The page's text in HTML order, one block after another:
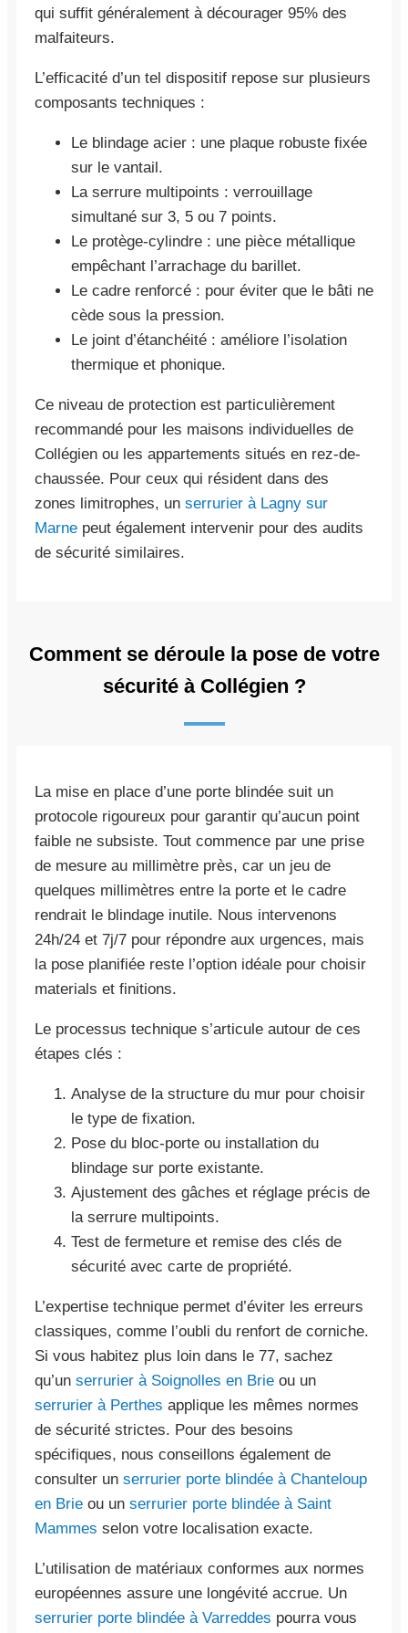
qui suffit généralement à décourager 95% des
malfaiteurs.
L’efficacité d’un tel dispositif repose sur plusieurs
composants techniques :
Le blindage acier : une plaque robuste fixée
sur le vantail.
La serrure multipoints : verrouillage
simultané sur 3, 5 ou 7 points.
Le protège-cylindre : une pièce métallique
empêchant l’arrachage du barillet.
Le cadre renforcé : pour éviter que le bâti ne
cède sous la pression.
Le joint d’étanchéité : améliore l’isolation
thermique et phonique.
Ce niveau de protection est particulièrement
recommandé pour les maisons individuelles de
Collégien ou les appartements situés en rez-de-
chaussée. Pour ceux qui résident dans des
zones limitrophes, un serrurier à Lagny sur
Marne peut également intervenir pour des audits
de sécurité similaires.
Comment se déroule la pose de votre
sécurité à Collégien ?
La mise en place d’une porte blindée suit un
protocole rigoureux pour garantir qu’aucun point
faible ne subsiste. Tout commence par une prise
de mesure au millimètre près, car un jeu de
quelques millimètres entre la porte et le cadre
rendrait le blindage inutile. Nous intervenons
24h/24 et 7j/7 pour répondre aux urgences, mais
la pose planifiée reste l’option idéale pour choisir
materials et finitions.
Le processus technique s’articule autour de ces
étapes clés :
Analyse de la structure du mur pour choisir
le type de fixation.
Pose du bloc-porte ou installation du
blindage sur porte existante.
Ajustement des gâches et réglage précis de
la serrure multipoints.
Test de fermeture et remise des clés de
sécurité avec carte de propriété.
L’expertise technique permet d’éviter les erreurs
classiques, comme l’oubli du renfort de corniche.
Si vous habitez plus loin dans le 77, sachez
qu’un serrurier à Soignolles en Brie ou un
serrurier à Perthes applique les mêmes normes
de sécurité strictes. Pour des besoins
spécifiques, nous conseillons également de
consulter un serrurier porte blindée à Chanteloup
en Brie ou un serrurier porte blindée à Saint
Mammes selon votre localisation exacte.
L’utilisation de matériaux conformes aux normes
européennes assure une longévité accrue. Un
serrurier porte blindée à Varreddes pourra vous